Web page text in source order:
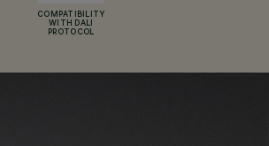
COMPATIBILITY
WITH DALI
PROTOCOL